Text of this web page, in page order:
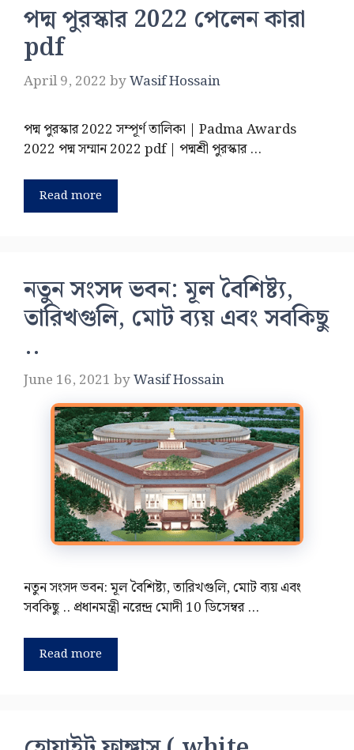
পদ্ম পুরস্কার 2022 পেলেন কারা
pdf
April 9, 2022 byWasif Hossain
পদ্ম পুরস্কার 2022 সম্পূর্ণ তালিকা | Padma Awards
2022 পদ্ম সম্মান 2022 pdf | পদ্মশ্রী পুরস্কার …
Read more
নতুন সংসদ ভবন: মূল বৈশিষ্ট্য,
তারিখগুলি, মোট ব্যয় এবং সবকিছু
..
June 16, 2021 byWasif Hossain
নতুন সংসদ ভবন: মূল বৈশিষ্ট্য, তারিখগুলি, মোট ব্যয় এবং
সবকিছু .. প্রধানমন্ত্রী নরেন্দ্র মোদী 10 ডিসেম্বর …
Read more